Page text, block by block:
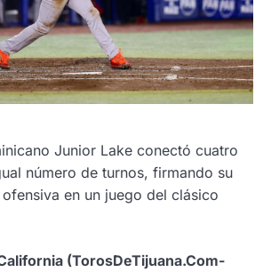
Junior Lake conectó cuatro
número de turnos, firmando su
en un juego del clásico
(TorosDeTijuana.Com-